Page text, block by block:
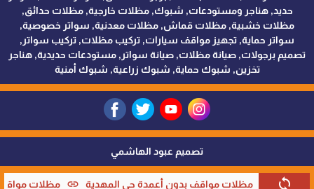
اتصل الآن
sync مظلات مواقف بدون أعمدة حي المهدية link مظلات مواقف
حديد, هناجر ومستودعات, شبوك, مظلات خارجية, مظلات حدائق,
مظلات خشبية, مظلات قماش, مظلات معدنية, سواتر خصوصية,
سواتر حماية, تجهيز مواقف سيارات, تركيب مظلات, تركيب سواتر,
تصميم برجولات, صيانة مظلات, صيانة سواتر, مستودعات حديدية, هناجر
تخزين, شبوك حماية, شبوك زراعية, شبوك أمنية
تصميم عبود الهاشمي